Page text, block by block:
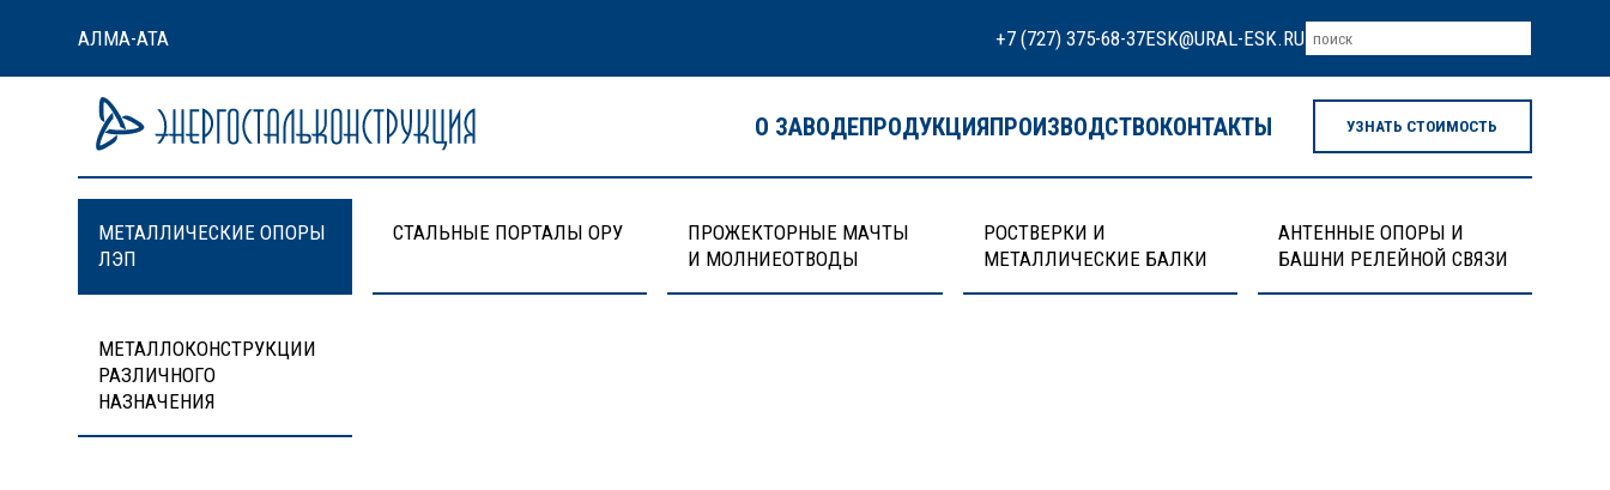
АЛМА-АТА +7 (727) 375-68-37ESK@URAL-ESK.RU
О ЗАВОДЕПРОДУКЦИЯПРОИЗВОДСТВОКОНТАКТЫ УЗНАТЬ СТОИМОСТЬ
МЕТАЛЛИЧЕСКИЕ ОПОРЫ
ЛЭП
СТАЛЬНЫЕ ПОРТАЛЫ ОРУ
ПРОЖЕКТОРНЫЕ МАЧТЫ
И МОЛНИЕОТВОДЫ
РОСТВЕРКИ И
МЕТАЛЛИЧЕСКИЕ БАЛКИ
АНТЕННЫЕ ОПОРЫ И
БАШНИ РЕЛЕЙНОЙ СВЯЗИ
МЕТАЛЛОКОНСТРУКЦИИ
РАЗЛИЧНОГО
НАЗНАЧЕНИЯ